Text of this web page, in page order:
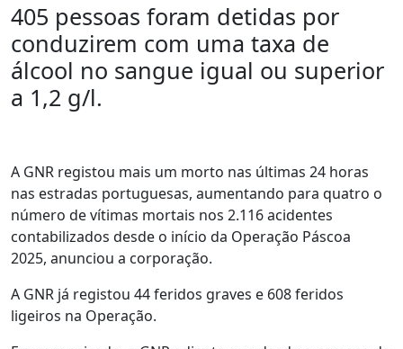
405 pessoas foram detidas por
conduzirem com uma taxa de
álcool no sangue igual ou superior
a 1,2 g/l.
A GNR registou mais um morto nas últimas 24 horas
nas estradas portuguesas, aumentando para quatro o
número de vítimas mortais nos 2.116 acidentes
contabilizados desde o início da Operação Páscoa
2025, anunciou a corporação.
A GNR já registou 44 feridos graves e 608 feridos
ligeiros na Operação.